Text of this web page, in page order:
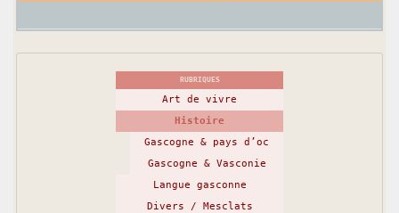
RUBRIQUES
Art de vivre
Histoire
Gascogne & pays d’oc
Gascogne & Vasconie
Langue gasconne
Divers / Mesclats